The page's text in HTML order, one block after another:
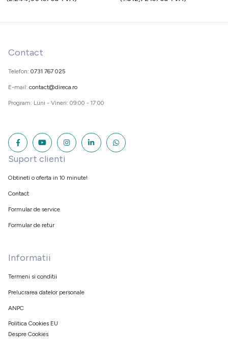
Contact
Telefon: 0731 767 025
E-mail: contact@direca.ro
Program: Luni - Vineri: 09:00 - 17:00
Suport clienti
Obtineti o oferta in 10 minute!
Contact
Formular de service
Formular de retur
Informatii
Termeni si conditii
Prelucrarea datelor personale
ANPC
Politica Cookies EU
Despre Cookies